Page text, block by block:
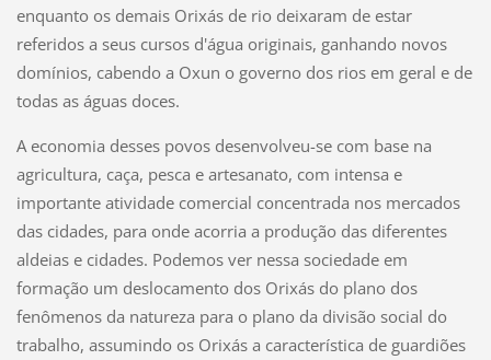
enquanto os demais Orixás de rio deixaram de estar
referidos a seus cursos d'água originais, ganhando novos
domínios, cabendo a Oxun o governo dos rios em geral e de
todas as águas doces.
A economia desses povos desenvolveu-se com base na
agricultura, caça, pesca e artesanato, com intensa e
importante atividade comercial concentrada nos mercados
das cidades, para onde acorria a produção das diferentes
aldeias e cidades. Podemos ver nessa sociedade em
formação um deslocamento dos Orixás do plano dos
fenômenos da natureza para o plano da divisão social do
trabalho, assumindo os Orixás a característica de guardiões